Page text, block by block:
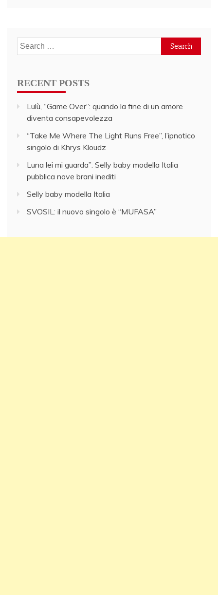
Search
for:
RECENT POSTS
Lulù, “Game Over”: quando la fine di un amore
diventa consapevolezza
“Take Me Where The Light Runs Free”, l’ipnotico
singolo di Khrys Kloudz
Luna lei mi guarda”: Selly baby modella Italia
pubblica nove brani inediti
Selly baby modella Italia
SVOSIL: il nuovo singolo è “MUFASA”